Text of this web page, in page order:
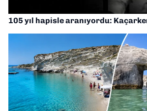
105 yıl hapisle aranıyordu: